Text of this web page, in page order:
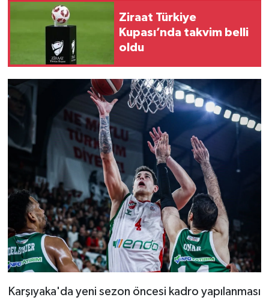
Ziraat Türkiye
Kupası’nda takvim belli
oldu
Karşıyaka'da yeni sezon öncesi kadro yapılanması
Video Haber
Yeme-İçme